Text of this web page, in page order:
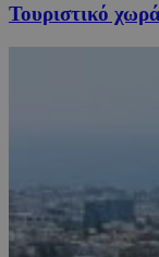
Τουριστικό